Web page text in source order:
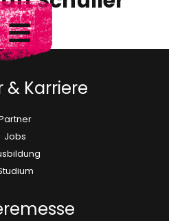
& Karriere
Jobs